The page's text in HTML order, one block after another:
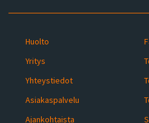
Huolto
Yritys
Yhteystiedot
Asiakaspalvelu
Ajankohtaista